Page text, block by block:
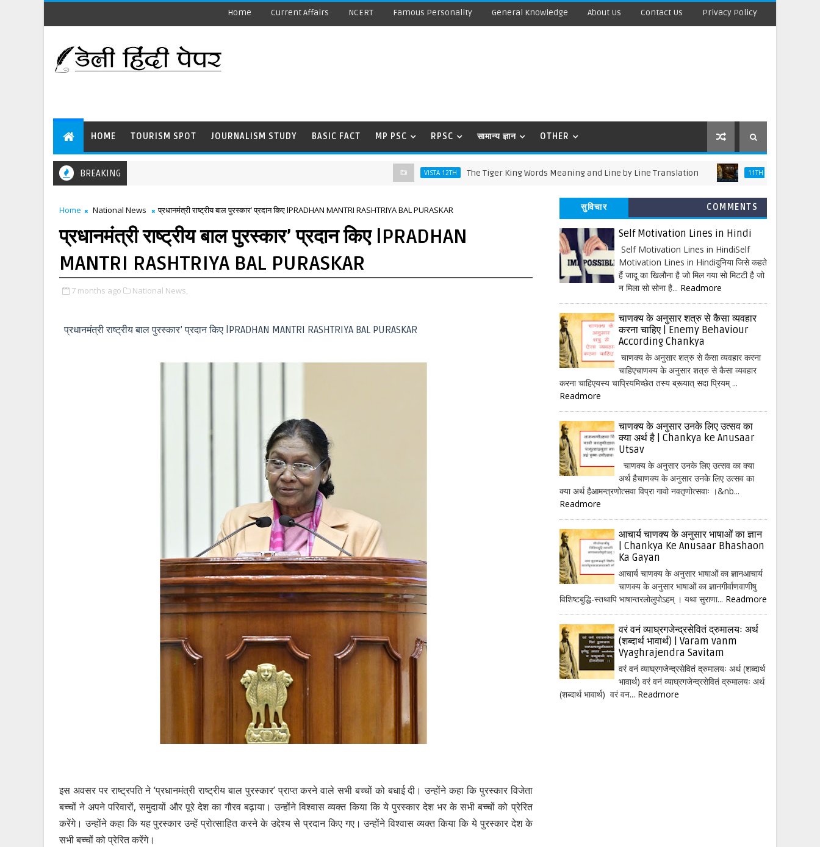
Home Current Affairs NCERT Famous Personality General Knowledge About Us Contact Us Privacy Policy
HOME TOURISM SPOT JOURNALISM STUDY BASIC FACT MP PSC RPSC सामान्य ज्ञान OTHER
BREAKING VISTA 12TH The Tiger King Words Meaning and Line by Line Translation 11TH ENGLISH
Home National News प्रधानमंत्री राष्ट्रीय बाल पुरस्कार’ प्रदान किए lPRADHAN MANTRI RASHTRIYA BAL PURASKAR
प्रधानमंत्री राष्ट्रीय बाल पुरस्कार’ प्रदान किए lPRADHAN
MANTRI RASHTRIYA BAL PURASKAR
7 months ago National News,
प्रधानमंत्री राष्ट्रीय बाल पुरस्कार’ प्रदान किए lPRADHAN MANTRI RASHTRIYA BAL PURASKAR
इस अवसर पर राष्ट्रपति ने ‘प्रधानमंत्री राष्ट्रीय बाल पुरस्कार’ प्राप्त करने वाले सभी बच्‍चों को बधाई दी। उन्होंने कहा कि पुरस्कार विजेता
बच्चों ने अपने परिवारों, समुदायों और पूरे देश का गौरव बढ़ाया। उन्होंने विश्वास व्यक्त किया कि ये पुरस्कार देश भर के सभी बच्चों को प्रेरित
करेंगे। उन्होंने कहा कि यह पुरस्कार उन्हें प्रोत्साहित करने के उद्देश्‍य से प्रदान किए गए। उन्होंने विश्वास व्यक्त किया कि ये पुरस्कार देश के
सभी बच्चों को प्रेरित करेंगे।
सुविचार COMMENTS
Self Motivation Lines in Hindi
Self Motivation Lines in HindiSelf
Motivation Lines in Hindiदुनिया जिसे कहते
हैं जादू का खिलौना है जो मिल गया सो मिटटी है जो
न मिला सो सोना है... Readmore
चाणक्य के अनुसार शत्रु से कैसा व्यवहार
करना चाहिए | Enemy Behaviour
According Chankya
चाणक्य के अनुसार शत्रु से कैसा व्यवहार करना
चाहिएचाणक्य के अनुसार शत्रु से कैसा व्यवहार
करना चाहिएयस्य चाप्रियमिच्छेत तस्य ब्रूयात् सदा प्रियम् ...
Readmore
चाणक्य के अनुसार उनके लिए उत्सव का
क्या अर्थ है | Chankya ke Anusaar
Utsav
चाणक्य के अनुसार उनके लिए उत्सव का क्या
अर्थ हैचाणक्य के अनुसार उनके लिए उत्सव का
क्या अर्थ हैआमन्त्रणोत्सवा विप्रा गावो नवतृणोत्सवाः ।&nb...
Readmore
आचार्य चाणक्य के अनुसार भाषाओं का ज्ञान
| Chankya Ke Anusaar Bhashaon
Ka Gayan
आचार्य चाणक्य के अनुसार भाषाओं का ज्ञानआचार्य
चाणक्य के अनुसार भाषाओं का ज्ञानगीर्वाणवाणीषु
विशिष्टबुद्धि-स्तथापि भाषान्तरलोलुपोऽहम् । यथा सुराणा... Readmore
वरं वनं व्याघ्रगजेन्द्रसेवितं द्रुमालयः अर्थ
(शब्दार्थ भावार्थ) | Varam vanm
Vyaghrajendra Savitam
वरं वनं व्याघ्रगजेन्द्रसेवितं द्रुमालयः अर्थ (शब्दार्थ
भावार्थ) वरं वनं व्याघ्रगजेन्द्रसेवितं द्रुमालयः अर्थ
(शब्दार्थ भावार्थ) वरं वन... Readmore